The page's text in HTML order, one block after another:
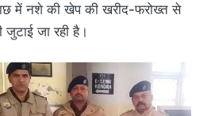
में नशे की खेप की खरीद-फरोख्त से
जा रही है।